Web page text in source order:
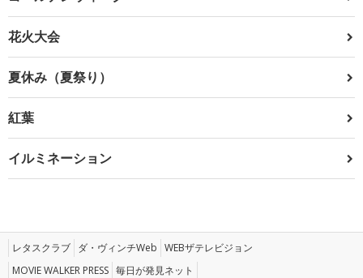
花火大会
夏休み（夏祭り）
紅葉
イルミネーション
レタスクラブ ダ・ヴィンチWeb WEBザテレビジョン
MOVIE WALKER PRESS 毎日が発見ネット